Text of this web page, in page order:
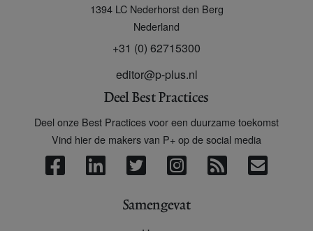
1394 LC Nederhorst den Berg
Nederland
+31 (0) 62715300
editor@p-plus.nl
Deel Best Practices
Deel onze Best Practices voor een duurzame toekomst
Vind hier de makers van P+ op de social media
Samengevat